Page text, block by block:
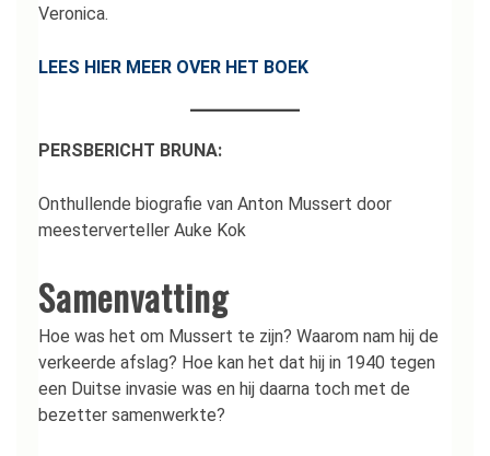
Veronica.
LEES HIER MEER OVER HET BOEK
PERSBERICHT BRUNA:
Onthullende biografie van Anton Mussert door
meesterverteller Auke Kok
Samenvatting
Hoe was het om Mussert te zijn? Waarom nam hij de
verkeerde afslag? Hoe kan het dat hij in 1940 tegen
een Duitse invasie was en hij daarna toch met de
bezetter samenwerkte?